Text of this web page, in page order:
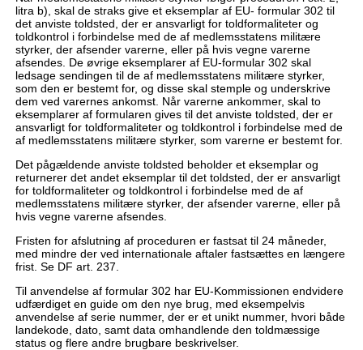
litra b), skal de straks give et eksemplar af EU- formular 302 til
det anviste toldsted, der er ansvarligt for toldformaliteter og
toldkontrol i forbindelse med de af medlemsstatens militære
styrker, der afsender varerne, eller på hvis vegne varerne
afsendes. De øvrige eksemplarer af EU-formular 302 skal
ledsage sendingen til de af medlemsstatens militære styrker,
som den er bestemt for, og disse skal stemple og underskrive
dem ved varernes ankomst. Når varerne ankommer, skal to
eksemplarer af formularen gives til det anviste toldsted, der er
ansvarligt for toldformaliteter og toldkontrol i forbindelse med de
af medlemsstatens militære styrker, som varerne er bestemt for.
Det pågældende anviste toldsted beholder et eksemplar og
returnerer det andet eksemplar til det toldsted, der er ansvarligt
for toldformaliteter og toldkontrol i forbindelse med de af
medlemsstatens militære styrker, der afsender varerne, eller på
hvis vegne varerne afsendes.
Fristen for afslutning af proceduren er fastsat til 24 måneder,
med mindre der ved internationale aftaler fastsættes en længere
frist. Se DF art. 237.
Til anvendelse af formular 302 har EU-Kommissionen endvidere
udfærdiget en guide om den nye brug, med eksempelvis
anvendelse af serie nummer, der er et unikt nummer, hvori både
landekode, dato, samt data omhandlende den toldmæssige
status og flere andre brugbare beskrivelser.